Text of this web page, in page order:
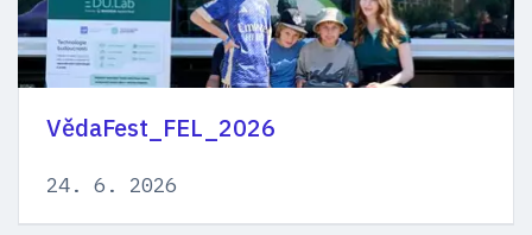
VědaFest_FEL_2026
24. 6. 2026